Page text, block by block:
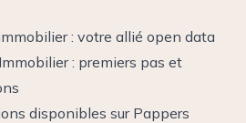
: votre allié open data
: premiers pas et
disponibles sur Pappers